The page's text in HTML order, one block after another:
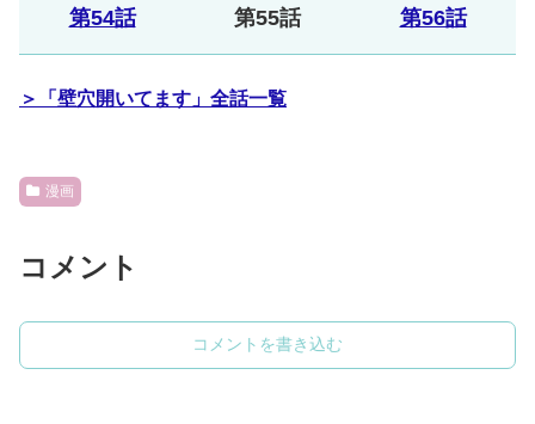
第54話 第55話 第56話
＞「壁穴開いてます」全話一覧
漫画
コメント
コメントを書き込む